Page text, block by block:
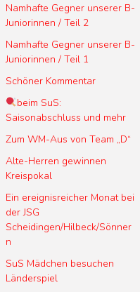
Namhafte Gegner unserer B-
Juniorinnen / Teil 2
Namhafte Gegner unserer B-
Juniorinnen / Teil 1
Schöner Kommentar
beim SuS:
Saisonabschluss und mehr
Zum WM-Aus von Team „D“
Alte-Herren gewinnen
Kreispokal
Ein ereignisreicher Monat bei
der JSG
Scheidingen/Hilbeck/Sönner
n
SuS Mädchen besuchen
Länderspiel